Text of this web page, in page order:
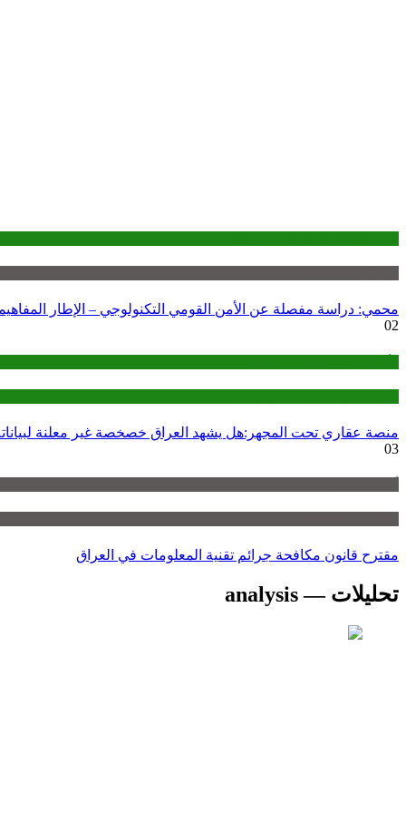
محمي: دراسة مفصلة عن الأمن القومي التكنولوجي – الإطار
02
منصة عقاري تحت المجهر:هل يشهد العراق خصخصة غير معلنة لبياناته
03
مقترح قانون مكافحة جرائم تقنية المعلومات في العراق
تحليلات — analysis